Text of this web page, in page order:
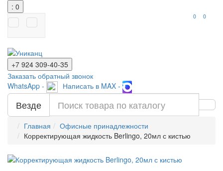
: 0
0 0
+7 924 309-40-35
Заказать обратный звонок
WhatsApp -
Написать в MAX -
Везде
Главная
Офисные принадлежности
Корректирующая жидкость Berlingo, 20мл с кистью